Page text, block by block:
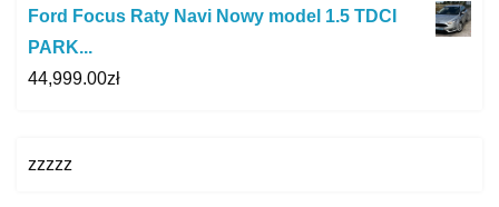
Ford Focus Raty Navi Nowy model 1.5 TDCI
PARK...
44,999.00zł
zzzzz